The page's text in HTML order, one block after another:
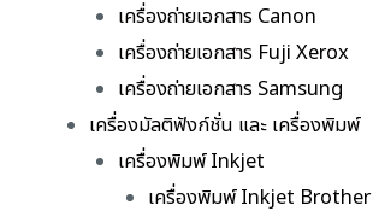
เครื่องถ่ายเอกสาร Canon
เครื่องถ่ายเอกสาร Fuji Xerox
เครื่องถ่ายเอกสาร Samsung
เครื่องมัลติฟังก์ชั่น และ เครื่องพิมพ์
เครื่องพิมพ์ Inkjet
เครื่องพิมพ์ Inkjet Brother